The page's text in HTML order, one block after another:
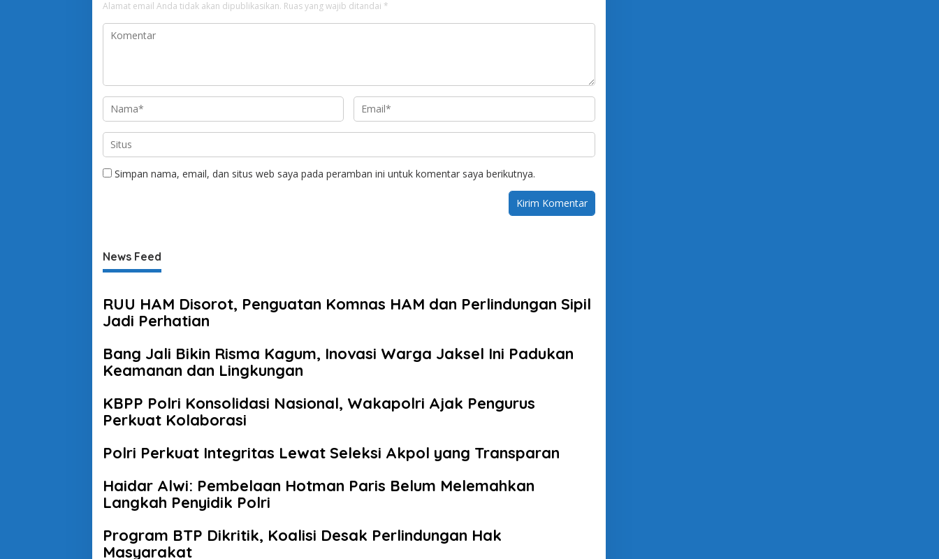
s
Alamat email Anda tidak akan dipublikasikan. Ruas yang wajib ditandai *
Simpan nama, email, dan situs web saya pada peramban ini untuk komentar saya berikutnya.
News Feed
RUU HAM Disorot, Penguatan Komnas HAM dan Perlindungan Sipil
Jadi Perhatian
Bang Jali Bikin Risma Kagum, Inovasi Warga Jaksel Ini Padukan
Keamanan dan Lingkungan
KBPP Polri Konsolidasi Nasional, Wakapolri Ajak Pengurus
Perkuat Kolaborasi
Polri Perkuat Integritas Lewat Seleksi Akpol yang Transparan
Haidar Alwi: Pembelaan Hotman Paris Belum Melemahkan
Langkah Penyidik Polri
Program BTP Dikritik, Koalisi Desak Perlindungan Hak
Masyarakat